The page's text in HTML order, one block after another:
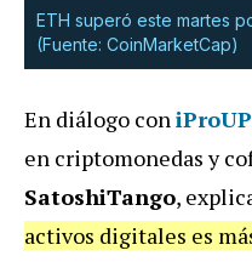
ETH superó este martes
(Fuente: CoinMarketCap)
En diálogo coniProUP
en criptomonedas y
SatoshiTango,
activos digitales es